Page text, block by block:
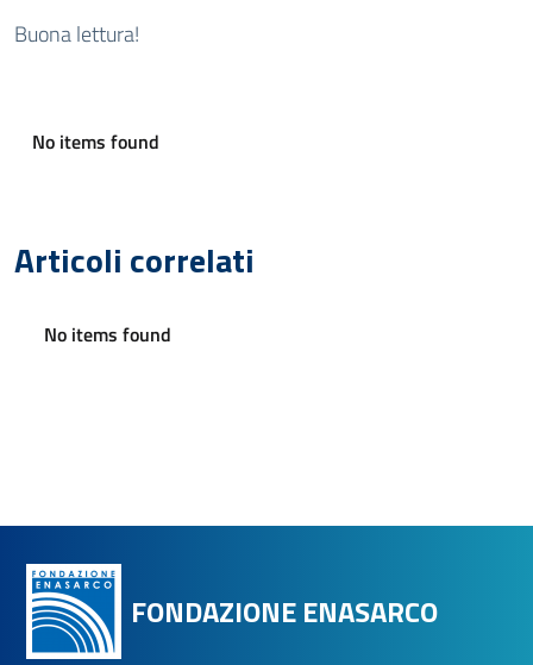
Buona lettura!
No items found
Articoli correlati
No items found
FONDAZIONE ENASARCO